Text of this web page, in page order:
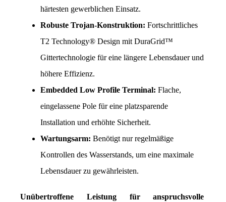
härtesten gewerblichen Einsatz.
Robuste Trojan-Konstruktion: Fortschrittliches
T2 Technology® Design mit DuraGrid™
Gittertechnologie für eine längere Lebensdauer und
höhere Effizienz.
Embedded Low Profile Terminal: Flache,
eingelassene Pole für eine platzsparende
Installation und erhöhte Sicherheit.
Wartungsarm: Benötigt nur regelmäßige
Kontrollen des Wasserstands, um eine maximale
Lebensdauer zu gewährleisten.
Unübertroffene Leistung für anspruchsvolle